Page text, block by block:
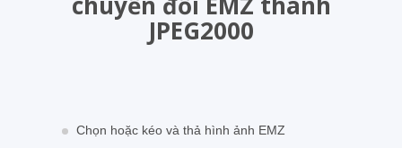
JPEG2000
Chọn hoặc kéo và thả hình ảnh EMZ